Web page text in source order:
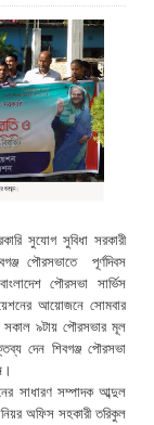
সুযোগ সুবিধা সরকারী
পৌরসভাতে পূর্ণদিবস
পৌরসভা সার্ভিস
আয়োজনে সোমবার
সকাল ৯টায় পৌরসভার মূল
দেন শিবগঞ্জ পৌরসভা
সাধারণ সম্পাদক আব্দুল
অফিস সহকারী তরিকুল